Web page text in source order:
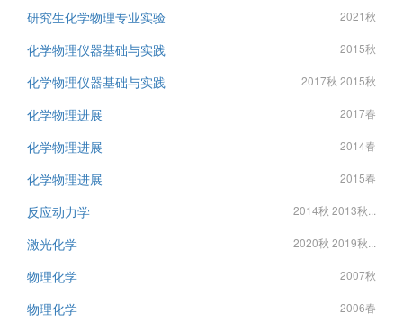
研究生化学物理专业实验 2021秋
化学物理仪器基础与实践 2015秋
化学物理仪器基础与实践 2017秋 2015秋
化学物理进展 2017春
化学物理进展 2014春
化学物理进展 2015春
反应动力学 2014秋 2013秋...
激光化学 2020秋 2019秋...
物理化学 2007秋
物理化学 2006春